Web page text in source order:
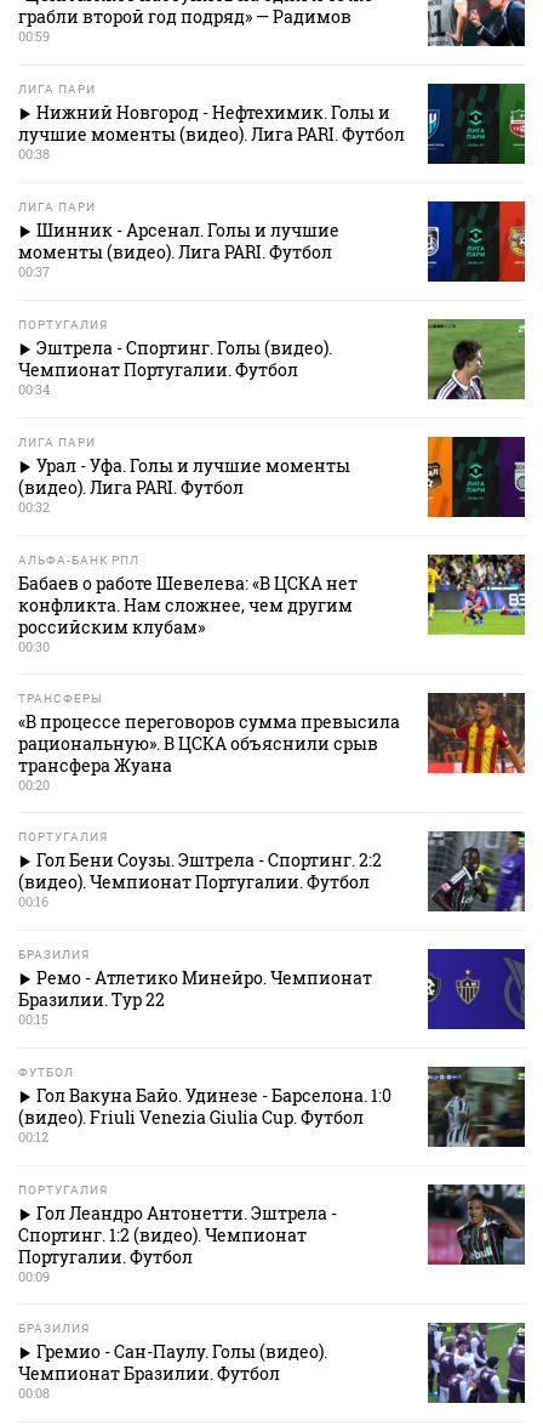
грабли второй год подряд» — Радимов
00:59
ЛИГА ПАРИ
Нижний Новгород - Нефтехимик. Голы и
лучшие моменты (видео). Лига PARI. Футбол
00:38
ЛИГА ПАРИ
Шинник - Арсенал. Голы и лучшие
моменты (видео). Лига PARI. Футбол
00:37
ПОРТУГАЛИЯ
Эштрела - Спортинг. Голы (видео).
Чемпионат Португалии. Футбол
00:34
ЛИГА ПАРИ
Урал - Уфа. Голы и лучшие моменты
(видео). Лига PARI. Футбол
00:32
АЛЬФА-БАНК РПЛ
Бабаев о работе Шевелева: «В ЦСКА нет
конфликта. Нам сложнее, чем другим
российским клубам»
00:30
ТРАНСФЕРЫ
«В процессе переговоров сумма превысила
рациональную». В ЦСКА объяснили срыв
трансфера Жуана
00:20
ПОРТУГАЛИЯ
Гол Бени Соузы. Эштрела - Спортинг. 2:2
(видео). Чемпионат Португалии. Футбол
00:16
БРАЗИЛИЯ
Ремо - Атлетико Минейро. Чемпионат
Бразилии. Тур 22
00:15
ФУТБОЛ
Гол Вакуна Байо. Удинезе - Барселона. 1:0
(видео). Friuli Venezia Giulia Cup. Футбол
00:12
ПОРТУГАЛИЯ
Гол Леандро Антонетти. Эштрела -
Спортинг. 1:2 (видео). Чемпионат
Португалии. Футбол
00:09
БРАЗИЛИЯ
Гремио - Сан-Паулу. Голы (видео).
Чемпионат Бразилии. Футбол
00:08